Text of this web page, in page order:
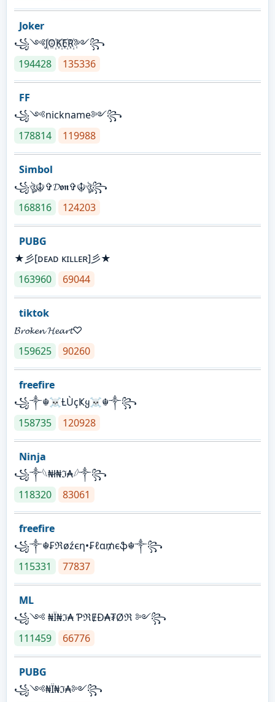
Joker
꧁༺J꙰O꙰K꙰E꙰R꙰༻꧂
194428
135336
FF
꧁༺nickname༻꧂
178814
119988
Simbol
꧁ঔৣ☬✞𝓓𝖔𝖓✞☬ঔৣ꧂
168816
124203
PUBG
★彡[ᴅᴇᴀᴅ ᴋɪʟʟᴇʀ]彡★
163960
69044
tiktok
𝓑𝓻𝓸𝓴𝓮𝓷 𝓗𝓮𝓪𝓻𝓽♡
159625
90260
freefire
꧁༒☬☠Ƚ︎ÙçҜყ☠︎☬༒꧂
158735
120928
Ninja
꧁⁣༒𓆩₦ł₦ℑ₳𓆪༒꧂
118320
83061
freefire
꧁༒☬₣ℜøźєη•₣ℓα₥єֆ☬༒꧂
115331
77837
ML
꧁༺ ₦Ї₦ℑ₳ ƤℜɆĐ₳₮Øℜ ༻꧂
111459
66776
PUBG
꧁༺₦Ї₦ℑ₳༻꧂